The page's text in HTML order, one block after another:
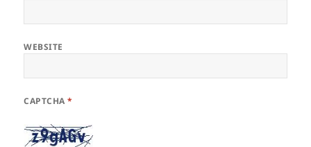
WEBSITE
CAPTCHA*